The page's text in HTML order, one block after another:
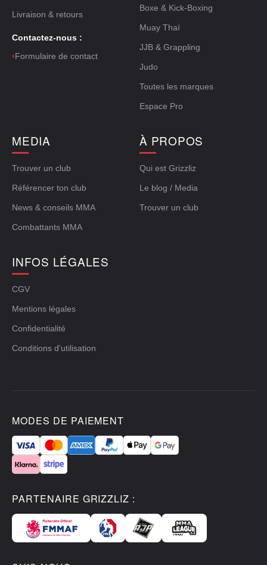
Livraison & retours
Contactez-nous :
›Formulaire de contact
Boxe & Kick-Boxing
Muay Thaï
JJB & Grappling
Judo
Toutes les marques
Espace Pro
MEDIA
Trouver un club
Référencer ton club
News & conseils MMA
Combattants MMA
À PROPOS
Qui est Grizzliz
Le blog / Media
Trouver un club
INFOS LÉGALES
CGV
Mentions légales
Confidentialité
Conditions d'utilisation
MODES DE PAIEMENT
PARTENAIRE GRIZZLIZ :